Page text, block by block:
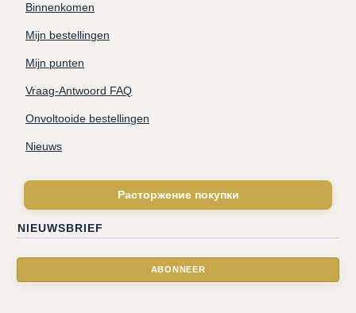
Binnenkomen
Mijn bestellingen
Mijn punten
Vraag-Antwoord FAQ
Onvoltooide bestellingen
Nieuws
Расторжение покупки
NIEUWSBRIEF